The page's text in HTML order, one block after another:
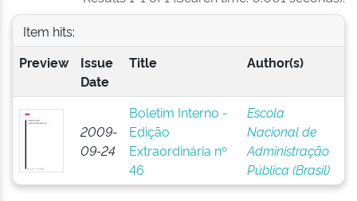
Item hits:
Preview
Issue
Date
Title Author(s)
2009-
09-24
Boletim Interno -
Edição
Extraordinária nº
46
Escola
Nacional de
Administração
Pública (Brasil)